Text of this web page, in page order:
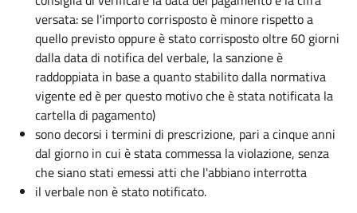
versata: se l'importo corrisposto è minore rispetto a
quello previsto oppure è stato corrisposto oltre 60 giorni
dalla data di notifica del verbale, la sanzione è
raddoppiata in base a quanto stabilito dalla normativa
vigente ed è per questo motivo che è stata notificata la
cartella di pagamento)
sono decorsi i termini di prescrizione, pari a cinque anni
dal giorno in cui è stata commessa la violazione, senza
che siano stati emessi atti che l'abbiano interrotta
il verbale non è stato notificato.